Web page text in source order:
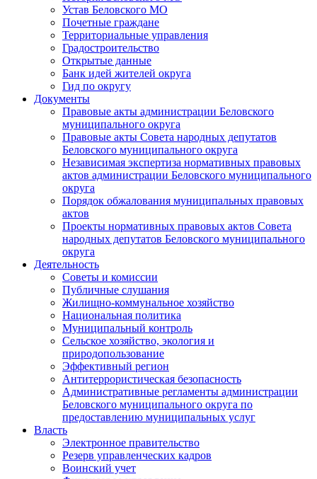
Устав Беловского МО
Почетные граждане
Территориальные управления
Градостроительство
Открытые данные
Банк идей жителей округа
Гид по округу
Документы
Правовые акты администрации Беловского
муниципального округа
Правовые акты Совета народных депутатов
Беловского муниципального округа
Независимая экспертиза нормативных правовых
актов администрации Беловского муниципального
округа
Порядок обжалования муниципальных правовых
актов
Проекты нормативных правовых актов Совета
народных депутатов Беловского муниципального
округа
Деятельность
Советы и комиссии
Публичные слушания
Жилищно-коммунальное хозяйство
Национальная политика
Муниципальный контроль
Сельское хозяйство, экология и
природопользование
Эффективный регион
Антитеррористическая безопасность
Административные регламенты администрации
Беловского муниципального округа по
предоставлению муниципальных услуг
Власть
Электронное правительство
Резерв управленческих кадров
Воинский учет